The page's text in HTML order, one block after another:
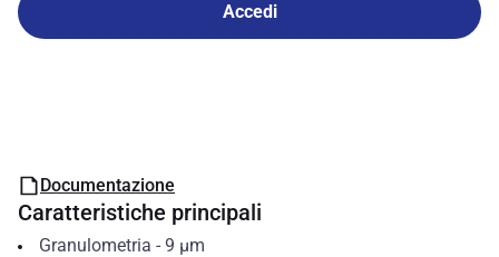
Accedi
Documentazione
Caratteristiche principali
Granulometria - 9 µm